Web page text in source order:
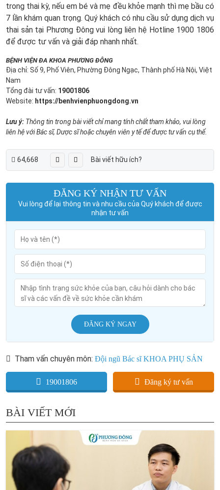
trong thai kỳ, nếu em bé và mẹ đều khỏe mạnh thì mẹ bầu có
7 lần khám quan trọng. Quý khách có nhu cầu sử dụng dịch vụ
thai sản tại Phương Đông vui lòng liên hệ Hotline 1900 1806
để được tư vấn và giải đáp nhanh nhất.
BỆNH VIỆN ĐA KHOA PHƯƠNG ĐÔNG
Địa chỉ: Số 9, Phố Viên, Phường Đông Ngạc, Thành phố Hà Nội, Việt
Nam
Tổng đài tư vấn: 19001806
Website: https://benhvienphuongdong.vn
Lưu ý: Thông tin trong bài viết chỉ mang tính chất tham khảo, vui lòng
liên hệ với Bác sĩ, Dược sĩ hoặc chuyên viên y tế để được tư vấn cụ thể.
64,668 Bài viết hữu ích?
ĐĂNG KÝ NHẬN TƯ VẤN
Vui lòng để lại thông tin và nhu cầu của Quý khách để được
nhận tư vấn
ĐĂNG KÝ NGAY
Tham vấn chuyên môn: Đội ngũ Bác sĩ KHOA PHỤ SẢN
19001806 Đăng ký tư vấn
BÀI VIẾT MỚI